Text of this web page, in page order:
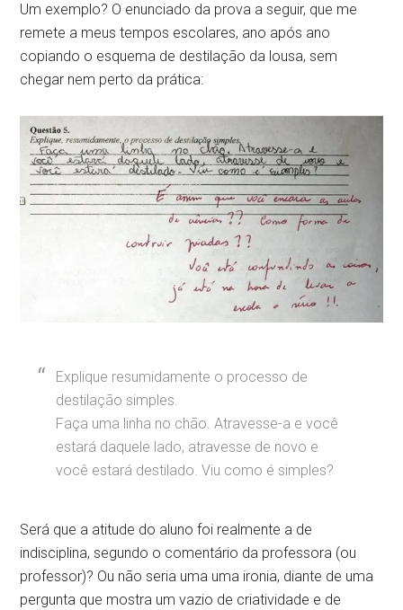
Um exemplo? O enunciado da prova a seguir, que me
remete a meus tempos escolares, ano após ano
copiando o esquema de destilação da lousa, sem
chegar nem perto da prática:
Explique resumidamente o processo de
destilação simples.
Faça uma linha no chão. Atravesse-a e você
estará daquele lado, atravesse de novo e
você estará destilado. Viu como é simples?
Será que a atitude do aluno foi realmente a de
indisciplina, segundo o comentário da professora (ou
professor)? Ou não seria uma uma ironia, diante de uma
pergunta que mostra um vazio de criatividade e de